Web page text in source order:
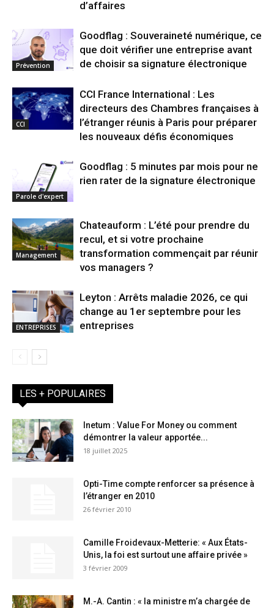
d’affaires
Prévention
Goodflag : Souveraineté numérique, ce
que doit vérifier une entreprise avant
de choisir sa signature électronique
CCI
CCI France International : Les
directeurs des Chambres françaises à
l’étranger réunis à Paris pour préparer
les nouveaux défis économiques
Parole d'expert
Goodflag : 5 minutes par mois pour ne
rien rater de la signature électronique
Management
Chateauform : L’été pour prendre du
recul, et si votre prochaine
transformation commençait par réunir
vos managers ?
ENTREPRISES
Leyton : Arrêts maladie 2026, ce qui
change au 1er septembre pour les
entreprises
LES + POPULAIRES
Inetum : Value For Money ou comment
démontrer la valeur apportée...
18 juillet 2025
Opti-Time compte renforcer sa présence à
l’étranger en 2010
26 février 2010
Camille Froidevaux-Metterie: « Aux États-
Unis, la foi est surtout une affaire privée »
3 février 2009
M.-A. Cantin : « la ministre m’a chargée de